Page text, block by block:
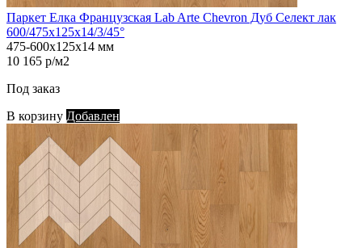
Паркет Елка Французская Lab Arte Chevron Дуб Селект лак
600/475х125х14/3/45°
475-600х125х14 мм
10 165 р/м2
Под заказ
В корзину Добавлен